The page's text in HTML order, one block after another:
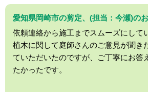
愛知県岡崎市の剪定、(担当：今瀬)の
依頼連絡から施工までスムーズにして
植木に関して庭師さんのご意見が聞き
ていただいたのですが、ご丁寧にお答
たかったです。